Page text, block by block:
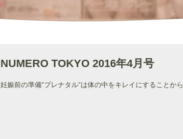
NUMERO TOKYO 2016年4月号
妊娠前の準備”プレナタル”は体の中をキレイにすることから